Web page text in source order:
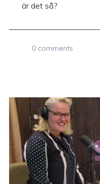
är det så?
0 comments